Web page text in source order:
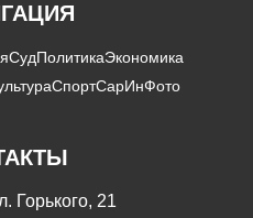
СудПолитикаЭкономика
СпортСарИнФото
Горького, 21